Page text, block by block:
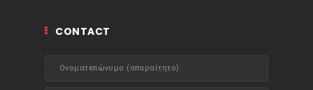
CONTACT